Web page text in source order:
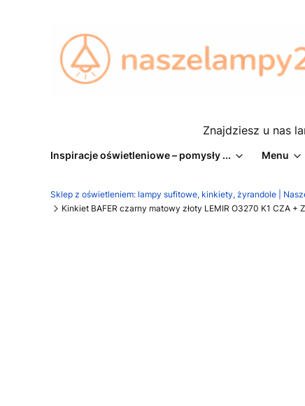
Znajdziesz u nas
Inspiracje oświetleniowe – pomysły ... Menu
Sklep z oświetleniem: lampy sufitowe, kinkiety, żyrandole |
Kinkiet BAFER czarny matowy złoty LEMIR O3270 K1 CZA +